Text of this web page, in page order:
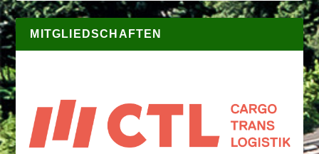
MITGLIEDSCHAFTEN